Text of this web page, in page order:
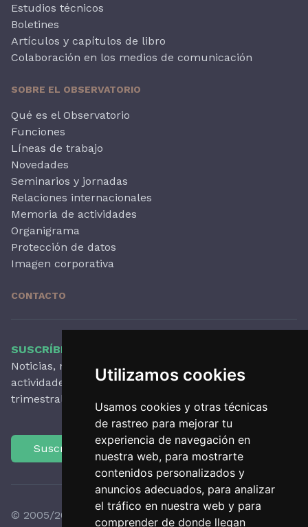
Utilizamos cookies
Usamos cookies y otras técnicas
de rastreo para mejorar tu
experiencia de navegación en
nuestra web, para mostrarte
contenidos personalizados y
anuncios adecuados, para analizar
el tráfico en nuestra web y para
comprender de donde llegan
Estudios técnicos
Boletines
Artículos y capítulos de libro
Colaboración en los medios de comunicación
SOBRE EL OBSERVATORIO
Qué es el Observatorio
Funciones
Líneas de trabajo
Novedades
Seminarios y jornadas
Relaciones internacionales
Memoria de actividades
Organigrama
Protección de datos
Imagen corporativa
CONTACTO
SUSCRÍBETE A NUESTRO BOLETÍN
Noticias, novedades destacadas, artículos,
actividades y mucho más, con periodicidad
trimestral.
Suscríbete
© 2005/2026 Observatori del Paisatge de Catalunya